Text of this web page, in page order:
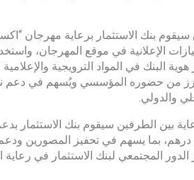
الإعلانية في موقع المهرجان،
هوية البنك في المواد الترويجية
من حضوره المؤسسي ويُسهم في دعم
والدولي.
بين الطرفين سيقوم بنك
500 ألف درهم، بما يسهم في تحفيز
المجتمعي لبنك الاستثمار في رعاية